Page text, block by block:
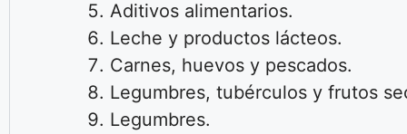
Aditivos alimentarios.
Leche y productos lácteos.
Carnes, huevos y pescados.
Legumbres, tubérculos y frutos
Legumbres.